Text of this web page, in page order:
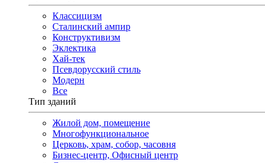
Классицизм
Сталинский ампир
Конструктивизм
Эклектика
Хай-тек
Псевдорусский стиль
Модерн
Все
Тип зданий
Жилой дом, помещение
Многофункциональное
Церковь, храм, собор, часовня
Бизнес-центр, Офисный центр